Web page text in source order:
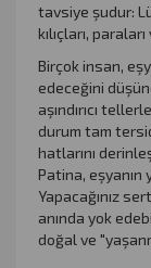
tavsiye şudur:
kılıçları,
Birçok insan,
edeceğini
aşındırıcı
durum tam
hatlarını
Patina, eşyanın
Yapacağınız
anında yok
doğal ve